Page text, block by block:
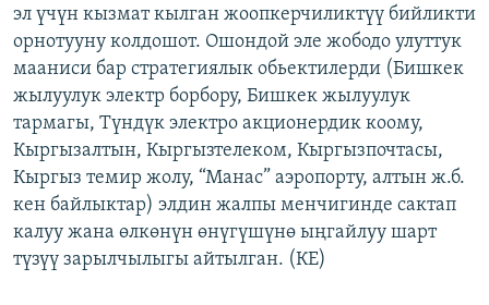
ЫҢГАЙСЫЗ СУРООЛОР
ЭЕ/АРнун бардык сайттары
эл үчүн кызмат кылган жоопкерчиликтүү бийликти
орнотууну колдошот. Ошондой эле жободо улуттук
мааниси бар стратегиялык обьектилерди (Бишкек
жылуулук электр борбору, Бишкек жылуулук
тармагы, Түндүк электро акционердик коому,
Кыргызалтын, Кыргызтелеком, Кыргызпочтасы,
Кыргыз темир жолу, “Манас” аэропорту, алтын ж.б.
кен байлыктар) элдин жалпы менчигинде сактап
калуу жана өлкөнүн өнүгүшүнө ыңгайлуу шарт
түзүү зарылчылыгы айтылган. (КЕ)